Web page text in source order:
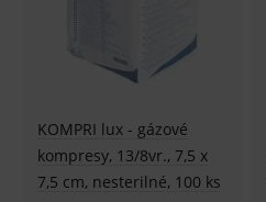
KOMPRI lux - gázové
kompresy, 13/8vr., 7,5 x
7,5 cm, nesterilné, 100 ks